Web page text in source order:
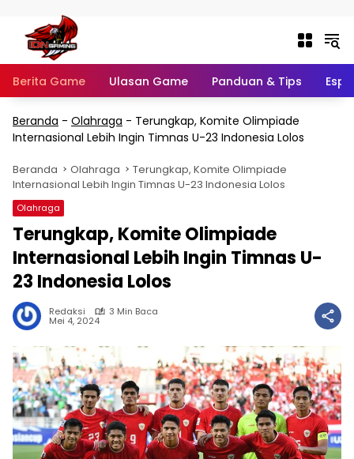
Berita Game Ulasan Game Panduan & Tips
Beranda - Olahraga - Terungkap, Komite Olimpiade
Internasional Lebih Ingin Timnas U-23 Indonesia Lolos
Beranda Olahraga
Terungkap, Komite Olimpiade
Internasional Lebih Ingin Timnas U-23 Indonesia Lolos
Olahraga
Terungkap, Komite Olimpiade
Internasional Lebih Ingin Timnas U-
23 Indonesia Lolos
Redaksi 3 Min Baca
Mei 4, 2024